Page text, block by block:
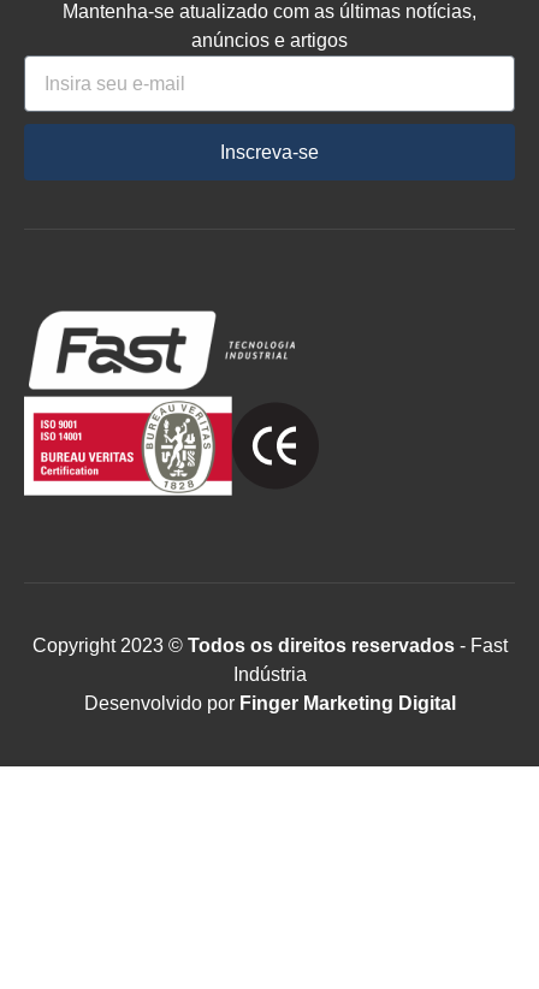
Mantenha-se atualizado com as últimas notícias,
anúncios e artigos
Inscreva-se
Copyright 2023 ©Todos os direitos reservados- Fast
Indústria
Desenvolvido por Finger Marketing Digital